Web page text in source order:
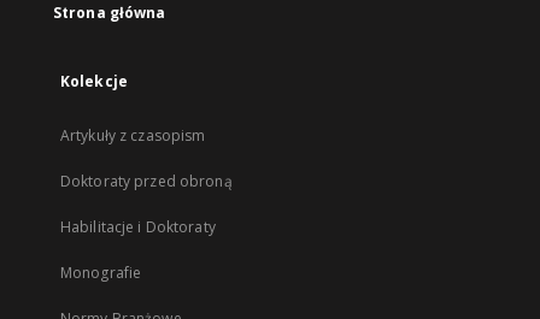
Strona główna
Kolekcje
Artykuły z czasopism
Doktoraty przed obroną
Habilitacje i Doktoraty
Monografie